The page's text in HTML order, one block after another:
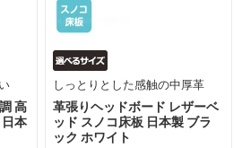
高
本
革張りヘッドボード レザーベ
ッド スノコ床板 日本製 ブラ
ック ホワイト
しっとりとした感触の中厚革